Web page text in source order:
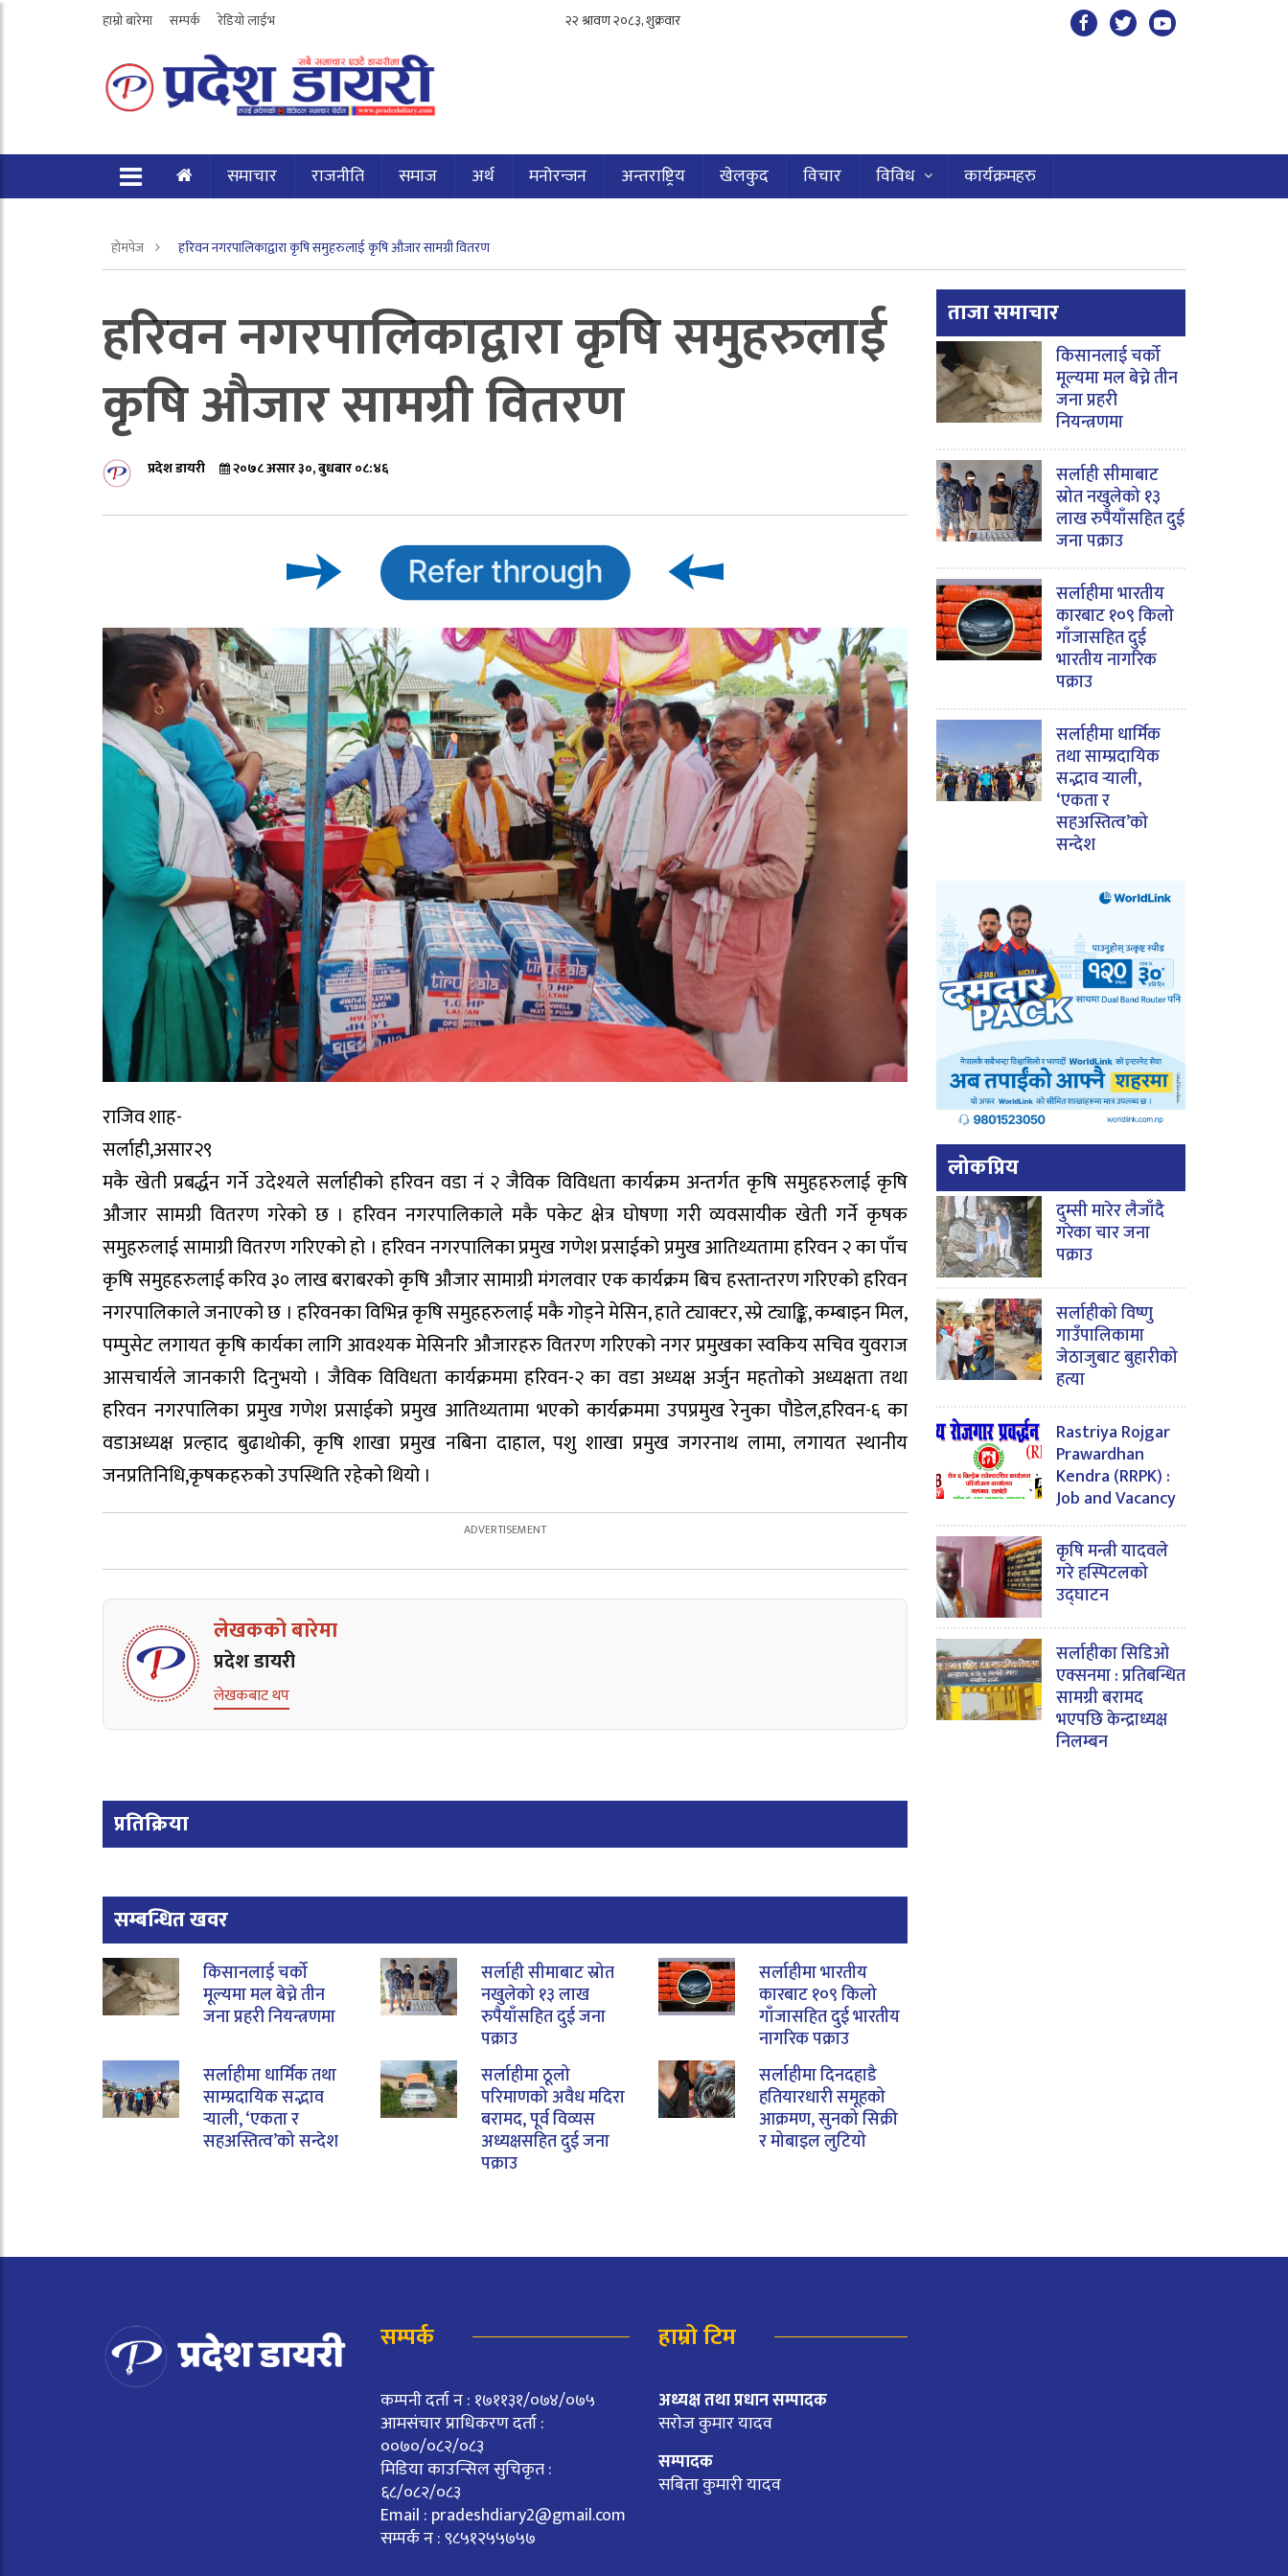
हाम्रो बारेमा सम्पर्क रेडियो लाईभ
समाचार राजनीति समाज अर्थ मनोरन्जन अन्तराष्ट्रिय खेलकुद विचार विविध कार्यक्रमहरु
होमपेज हरिवन नगरपालिकाद्वारा कृषि समुहरुलाई कृषि औजार सामग्री वितरण
हरिवन नगरपालिकाद्वारा कृषि समुहरुलाई
कृषि औजार सामग्री वितरण
प्रदेश डायरी २०७८ असार ३०, बुधबार ०८:४६
राजिव शाह-
सर्लाही,असार२९
मकै खेती प्रबर्द्धन गर्ने उदेश्यले सर्लाहीको हरिवन वडा नं २ जैविक विविधता कार्यक्रम अन्तर्गत कृषि समुहहरुलाई कृषि
औजार सामग्री वितरण गरेको छ । हरिवन नगरपालिकाले मकै पकेट क्षेत्र घोषणा गरी व्यवसायीक खेती गर्ने कृषक
समुहरुलाई सामाग्री वितरण गरिएको हो । हरिवन नगरपालिका प्रमुख गणेश प्रसाईको प्रमुख आतिथ्यतामा हरिवन २ का पाँच
कृषि समुहहरुलाई करिव ३० लाख बराबरको कृषि औजार सामाग्री मंगलवार एक कार्यक्रम बिच हस्तान्तरण गरिएको हरिवन
नगरपालिकाले जनाएको छ । हरिवनका विभिन्न कृषि समुहहरुलाई मकै गोड्ने मेसिन, हाते ट्याक्टर, स्प्रे ट्याङ्कि, कम्बाइन मिल,
पम्पुसेट लगायत कृषि कार्यका लागि आवश्यक मेसिनरि औजारहरु वितरण गरिएको नगर प्रमुखका स्वकिय सचिव युवराज
आसचार्यले जानकारी दिनुभयो । जैविक विविधता कार्यक्रममा हरिवन-२ का वडा अध्यक्ष अर्जुन महतोको अध्यक्षता तथा
हरिवन नगरपालिका प्रमुख गणेश प्रसाईको प्रमुख आतिथ्यतामा भएको कार्यक्रममा उपप्रमुख रेनुका पौडेल,हरिवन-६ का
वडाअध्यक्ष प्रल्हाद बुढाथोकी, कृषि शाखा प्रमुख नबिना दाहाल, पशु शाखा प्रमुख जगरनाथ लामा, लगायत स्थानीय
जनप्रतिनिधि,कृषकहरुको उपस्थिति रहेको थियो ।
लेखकको बारेमा
प्रदेश डायरी
लेखकबाट थप
प्रतिक्रिया
सम्बन्धित खवर
किसानलाई चर्को
मूल्यमा मल बेच्ने तीन
जना प्रहरी नियन्त्रणमा
सर्लाही सीमाबाट स्रोत
नखुलेको १३ लाख
रुपैयाँसहित दुई जना
पक्राउ
सर्लाहीमा भारतीय
कारबाट १०९ किलो
गाँजासहित दुई भारतीय
नागरिक पक्राउ
सर्लाहीमा धार्मिक तथा
साम्प्रदायिक सद्भाव
र्‍याली, ‘एकता र
सहअस्तित्व’को सन्देश
सर्लाहीमा ठूलो
परिमाणको अवैध मदिरा
बरामद, पूर्व विव्यस
अध्यक्षसहित दुई जना
पक्राउ
सर्लाहीमा दिनदहाडै
हतियारधारी समूहको
आक्रमण, सुनको सिक्री
र मोबाइल लुटियो
ताजा समाचार
किसानलाई चर्को
मूल्यमा मल बेच्ने तीन
जना प्रहरी
नियन्त्रणमा
सर्लाही सीमाबाट
स्रोत नखुलेको १३
लाख रुपैयाँसहित दुई
जना पक्राउ
सर्लाहीमा भारतीय
कारबाट १०९ किलो
गाँजासहित दुई
भारतीय नागरिक
पक्राउ
सर्लाहीमा धार्मिक
तथा साम्प्रदायिक
सद्भाव र्‍याली,
‘एकता र
सहअस्तित्व’को
सन्देश
लोकप्रिय
दुम्सी मारेर लैजाँदै
गरेका चार जना
पक्राउ
सर्लाहीको विष्णु
गाउँपालिकामा
जेठाजुबाट बुहारीको
हत्या
Rastriya Rojgar
Prawardhan
Kendra (RRPK) :
Job and Vacancy
कृषि मन्त्री यादवले
गरे हस्पिटलको
उद्घाटन
सर्लाहीका सिडिओ
एक्सनमा : प्रतिबन्धित
सामग्री बरामद
भएपछि केन्द्राध्यक्ष
निलम्बन
सम्पर्क
कम्पनी दर्ता न : १७११३१/०७४/०७५
आमसंचार प्राधिकरण दर्ता :
००७०/०८२/०८३
मिडिया काउन्सिल सुचिकृत :
६८/०८२/०८३
Email : pradeshdiary2@gmail.com
सम्पर्क न : ९८५१२५५७५७
हाम्रो टिम
अध्यक्ष तथा प्रधान सम्पादक
सरोज कुमार यादव
सम्पादक
सबिता कुमारी यादव